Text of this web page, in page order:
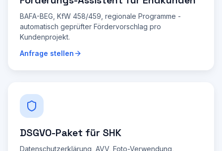
BAFA-BEG, KfW 458/459, regionale Programme -
automatisch geprüfter Fördervorschlag pro
Kundenprojekt.
Anfrage stellen
DSGVO-Paket für SHK
Datenschutzerklärung, AVV, Foto-Verwendung,